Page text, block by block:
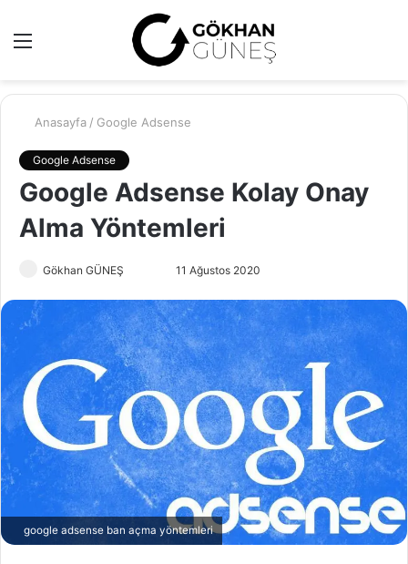
...
Anasayfa / Google Adsense
Google Adsense
Google Adsense Kolay Onay
Alma Yöntemleri
Gökhan GÜNEŞ
t
t
e
r
'
d
a
t
k
r
e
-
p
o
s
t
a
g
ö
n
11 Ağustos 2020
google adsense ban açma yöntemleri